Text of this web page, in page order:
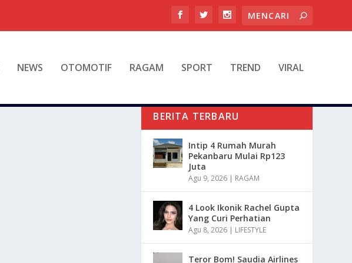
NEWS OTOMOTIF RAGAM SPORT TREND VIRAL
BERITA TERBARU
Intip 4 Rumah Murah
Pekanbaru Mulai Rp123
Juta
Agu 9, 2026 | RAGAM
4 Look Ikonik Rachel Gupta
Yang Curi Perhatian
Agu 8, 2026 | LIFESTYLE
Teror Bom! Saudia Airlines